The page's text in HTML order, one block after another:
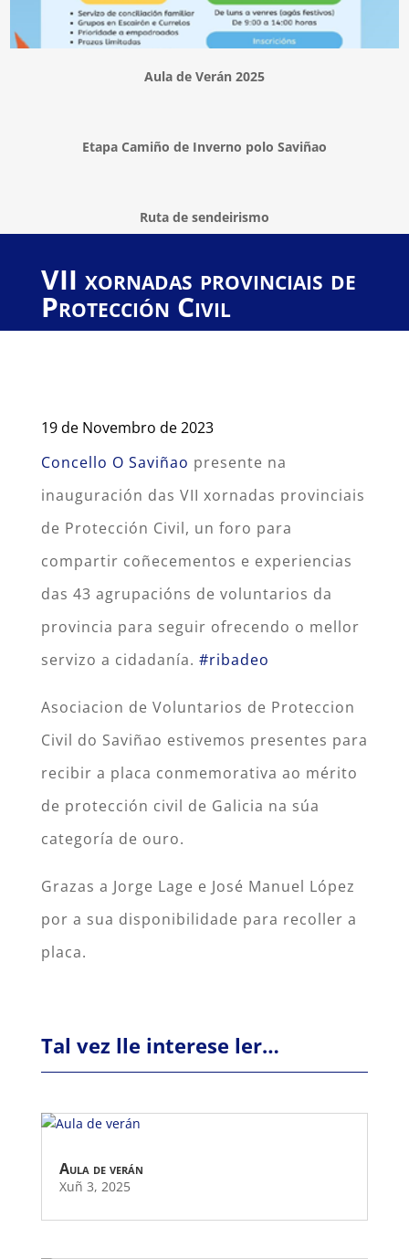
Aula de Verán 2025
Etapa Camiño de Inverno polo Saviñao
Ruta de sendeirismo
VII xornadas provinciais de
Protección Civil
19 de Novembro de 2023
Concello O Saviñao presente na
inauguración das VII xornadas provinciais
de Protección Civil, un foro para
compartir coñecementos e experiencias
das 43 agrupacións de voluntarios da
provincia para seguir ofrecendo o mellor
servizo a cidadanía. #ribadeo
Asociacion de Voluntarios de Proteccion
Civil do Saviñao estivemos presentes para
recibir a placa conmemorativa ao mérito
de protección civil de Galicia na súa
categoría de ouro.
Grazas a Jorge Lage e José Manuel López
por a sua disponibilidade para recoller a
placa.
Tal vez lle interese ler…
Aula de verán
Xuñ 3, 2025